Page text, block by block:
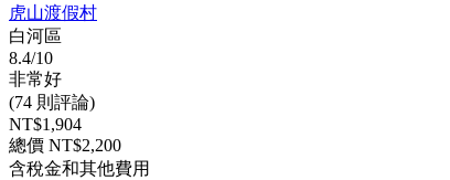
虎山渡假村
白河區
8.4/10
非常好
(74 則評論)
NT$1,904
總價 NT$2,200
含稅金和其他費用